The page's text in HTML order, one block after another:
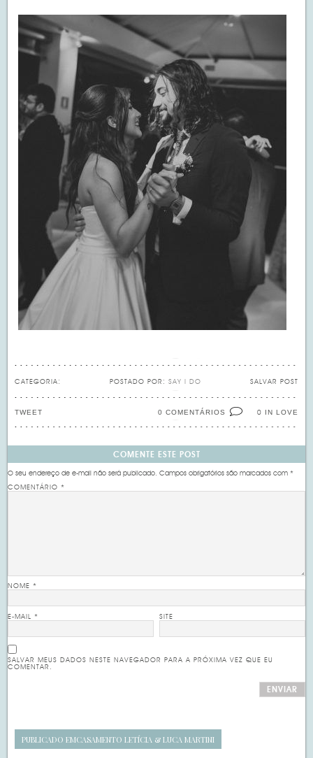
CATEGORIA: SALVAR POST
POSTADO POR: SAY I DO
0 IN LOVE
0 COMENTÁRIOS
TWEET
COMENTE ESTE POST
O seu endereço de e-mail não será publicado. Campos obrigatórios são marcados com*
COMENTÁRIO*
NOME*
E-MAIL* SITE
SALVAR MEUS DADOS NESTE NAVEGADOR PARA A PRÓXIMA VEZ QUE EU
COMENTAR.
PUBLICADO EMCASAMENTO LETÍCIA & LUCA MARTINI